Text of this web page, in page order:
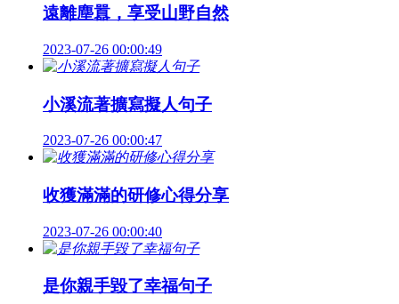
遠離塵囂，享受山野自然
2023-07-26 00:00:49
小溪流著擴寫擬人句子
2023-07-26 00:00:47
收獲滿滿的研修心得分享
2023-07-26 00:00:40
是你親手毀了幸福句子